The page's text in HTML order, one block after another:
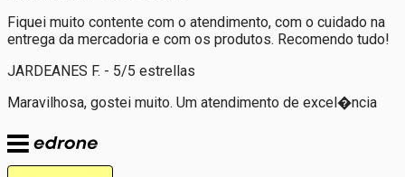
Fiquei muito contente com o atendimento, com o cuidado na
entrega da mercadoria e com os produtos. Recomendo tudo!
JARDEANES F. - 5/5 estrellas
Maravilhosa, gostei muito. Um atendimento de excel�ncia